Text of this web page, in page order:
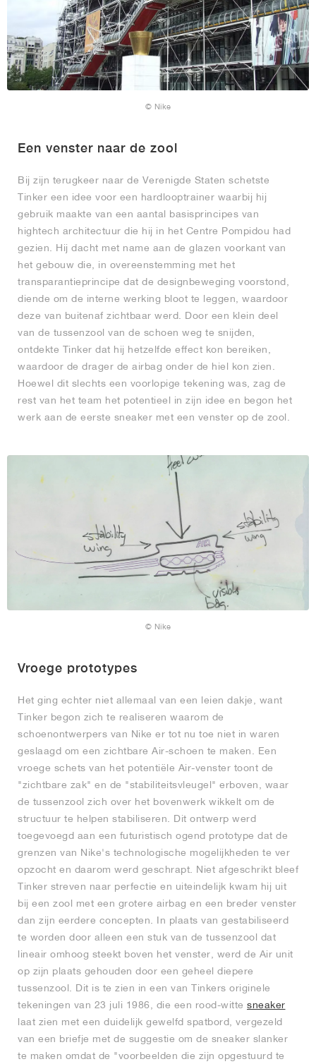
© Nike
Een venster naar de zool
Bij zijn terugkeer naar de Verenigde Staten schetste
Tinker een idee voor een hardlooptrainer waarbij hij
gebruik maakte van een aantal basisprincipes van
hightech architectuur die hij in het Centre Pompidou had
gezien. Hij dacht met name aan de glazen voorkant van
het gebouw die, in overeenstemming met het
transparantieprincipe dat de designbeweging voorstond,
diende om de interne werking bloot te leggen, waardoor
deze van buitenaf zichtbaar werd. Door een klein deel
van de tussenzool van de schoen weg te snijden,
ontdekte Tinker dat hij hetzelfde effect kon bereiken,
waardoor de drager de airbag onder de hiel kon zien.
Hoewel dit slechts een voorlopige tekening was, zag de
rest van het team het potentieel in zijn idee en begon het
werk aan de eerste sneaker met een venster op de zool.
© Nike
Vroege prototypes
Het ging echter niet allemaal van een leien dakje, want
Tinker begon zich te realiseren waarom de
schoenontwerpers van Nike er tot nu toe niet in waren
geslaagd om een zichtbare Air-schoen te maken. Een
vroege schets van het potentiële Air-venster toont de
"zichtbare zak" en de "stabiliteitsvleugel" erboven, waar
de tussenzool zich over het bovenwerk wikkelt om de
structuur te helpen stabiliseren. Dit ontwerp werd
toegevoegd aan een futuristisch ogend prototype dat de
grenzen van Nike's technologische mogelijkheden te ver
opzocht en daarom werd geschrapt. Niet afgeschrikt bleef
Tinker streven naar perfectie en uiteindelijk kwam hij uit
bij een zool met een grotere airbag en een breder venster
dan zijn eerdere concepten. In plaats van gestabiliseerd
te worden door alleen een stuk van de tussenzool dat
lineair omhoog steekt boven het venster, werd de Air unit
op zijn plaats gehouden door een geheel diepere
tussenzool. Dit is te zien in een van Tinkers originele
tekeningen van 23 juli 1986, die een rood-witte sneaker
laat zien met een duidelijk gewelfd spatbord, vergezeld
van een briefje met de suggestie om de sneaker slanker
te maken omdat de "voorbeelden die zijn opgestuurd te